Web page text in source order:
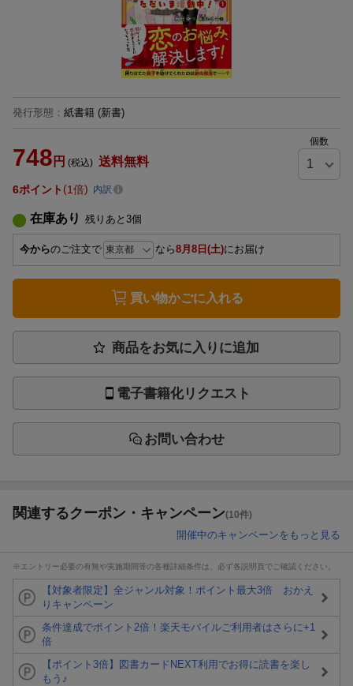
発行形態 ： 紙書籍 (新書)
748 円 (税込) 送料無料
個数
6ポイント 1倍 内訳
在庫あり 残りあと 3個
今からのご注文で なら8月8日(土)にお届け
買い物かごに入れる
商品をお気に入りに追加
電子書籍化リクエスト
お問い合わせ
関連するクーポン・キャンペーン(10件)
開催中のキャンペーンをもっと見る
※エントリー必要の有無や実施期間等の各種詳細条件は、必ず各説明頁でご確認ください。
【対象者限定】全ジャンル対象！ポイント最大3倍 おかえ
りキャンペーン
条件達成でポイント2倍！楽天モバイルご利用者はさらに+1
倍
【ポイント3倍】図書カードNEXT利用でお得に読書を楽し
もう♪